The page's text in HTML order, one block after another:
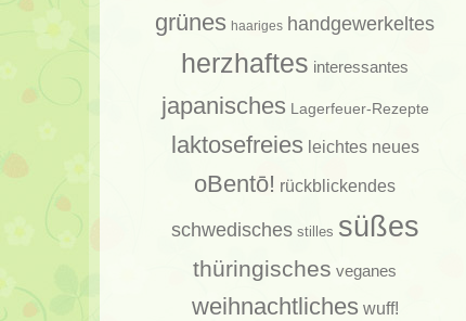
grünes haariges handgewerkeltes
herzhaftes interessantes
japanisches Lagerfeuer-Rezepte
laktosefreies leichtes neues
oBentō! rückblickendes
schwedisches stilles süßes
thüringisches veganes
weihnachtliches wuff!